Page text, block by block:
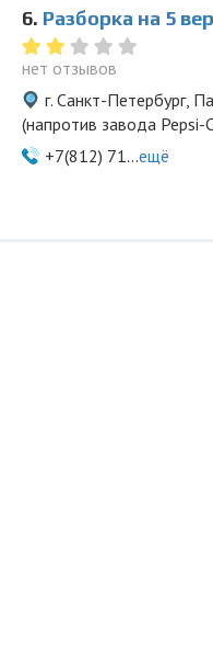
6. Разборка на 5
нет отзывов
г. Санкт-Петербург,
(напротив завода Pepsi-
+7(812) 71...ещё